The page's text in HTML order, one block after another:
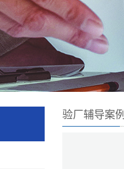
验厂辅导案例